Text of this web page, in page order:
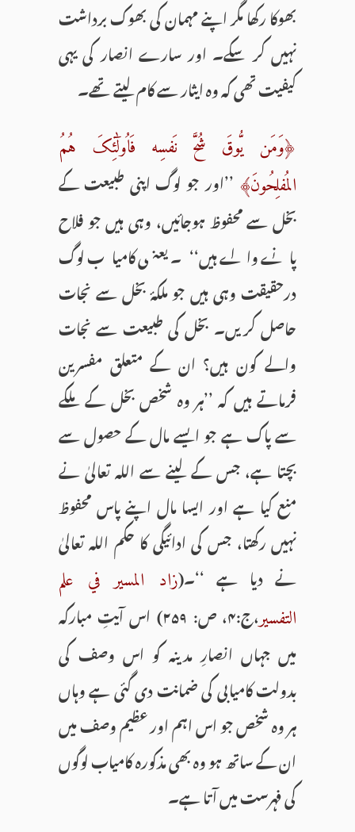
بھوکا رکھا مگر اپنے مہمان کی بھوک برداشت
نہیں کر سکے۔ اور سارے انصار کی یہی
کیفیت تھی کہ وہ ایثار سے کام لیتے تھے۔
﴿وَمَن یُّوقَ شُحَّ نَفسِه فَاُولٰٓئِکَ هُمُ
المُفلِحُونَ﴾ ’’اور جو لوگ اپنی طبیعت کے
بخل سے محفوظ ہوجائیں، وہی ہیں جو فلاح
پانے والے ہیں‘‘۔ یعنی کامیاب لوگ
درحقیقت وہی ہیں جو ملکۂ بخل سے نجات
حاصل کریں۔ بخل کی طبیعت سے نجات
والے کون ہیں؟ ان کے متعلق مفسرین
فرماتے ہیں کہ ’’ہر وہ شخص بخل کے ملکے
سے پاک ہے جو ایسے مال کے حصول سے
بچتا ہے، جس کے لینے سے اللہ تعالیٰ نے
منع کیا ہے اور ایسا مال اپنے پاس محفوظ
نہیں رکھتا، جس کی ادائیگی کا حکم اللہ تعالیٰ
نے دیا ہے ‘‘۔(زاد المسير في علم
التفسير
،ج:۴، ص: ۲۵۹) اس آیتِ مبارکہ
میں جہاں انصارِ مدینہ کو اس وصف کی
بدولت کامیابی کی ضمانت دی گئی ہے وہاں
ہر وہ شخص جو اس اہم اور عظیم وصف میں
ان کے ساتھ ہو وہ بھی مذکورہ کامیاب لوگوں
کی فہرست میں آتا ہے۔